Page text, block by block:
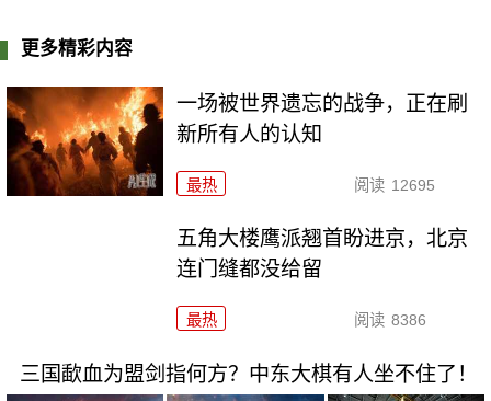
更多精彩内容
一场被世界遗忘的战争，正在刷
新所有人的认知
最热 阅读 12695
五角大楼鹰派翘首盼进京，北京
连门缝都没给留
最热 阅读 8386
三国歃血为盟剑指何方？中东大棋有人坐不住了！